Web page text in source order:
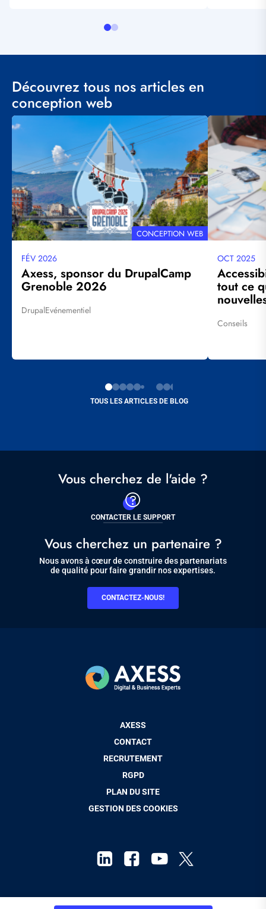
Découvrez tous nos articles en
conception web
TOUS LES ARTICLES DE BLOG
Visuel
principal
THÉMATIQUE
CONCEPTION WEB
Date
mise
à
jour
FÉV 2026
Axess, sponsor du DrupalCamp
Grenoble 2026
Tags
DrupalEvénementiel
Visuel
principal
Date
mise
à
jour
OCT 2025
tout ce
Tags
Conseils
Vous cherchez de l'aide ?
CONTACTER LE SUPPORT
Vous cherchez un partenaire ?
Nous avons à cœur de construire des partenariats
de qualité pour faire grandir nos expertises.
CONTACTEZ-NOUS!
AXESS
CONTACT
RECRUTEMENT
RGPD
PLAN DU SITE
GESTION DES COOKIES